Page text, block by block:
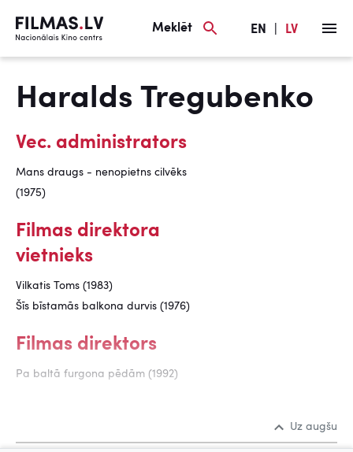
Meklēt EN LV
Haralds Tregubenko
Vec. administrators
Mans draugs - nenopietns cilvēks
(1975)
Filmas direktora
vietnieks
Vilkatis Toms (1983)
Šīs bīstamās balkona durvis (1976)
Filmas direktors
Pa baltā furgona pēdām (1992)
Uz augšu